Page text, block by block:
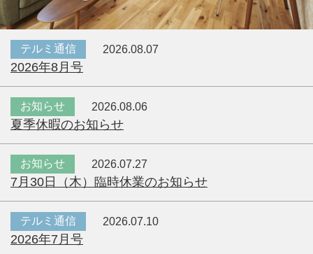
テルミ通信 2026.08.07
2026年8月号
お知らせ 2026.08.06
夏季休暇のお知らせ
お知らせ 2026.07.27
7月30日（木）臨時休業のお知らせ
テルミ通信 2026.07.10
2026年7月号